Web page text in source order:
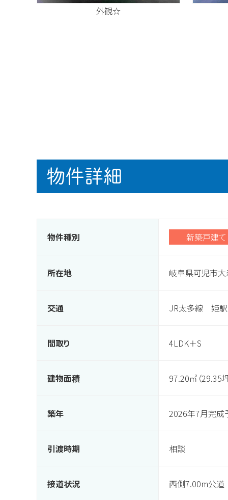
外観☆
物件詳細
物件種別 新築戸建て
所在地 岐阜県可児市
交通 JR太多線 姫
間取り 4LDK＋S
建物面積 97.20㎡（29.35
築年 2026年7月完成
引渡時期 相談
接道状況 西側7.00m公道